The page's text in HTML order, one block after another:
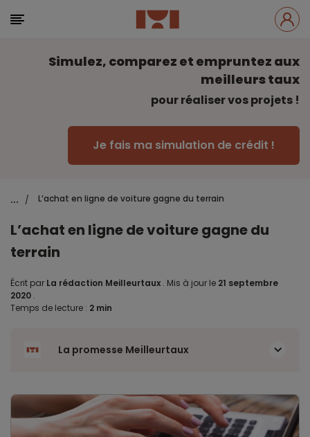
Simulez, comparez et empruntez aux
meilleurs taux
pour réaliser vos projets !
Je fais ma simulation de crédit !
... / L’achat en ligne de voiture gagne du terrain
L’achat en ligne de voiture gagne du
terrain
Écrit par La rédaction Meilleurtaux . Mis à jour le 21 septembre
2020 .
Temps de lecture : 2 min
La promesse Meilleurtaux